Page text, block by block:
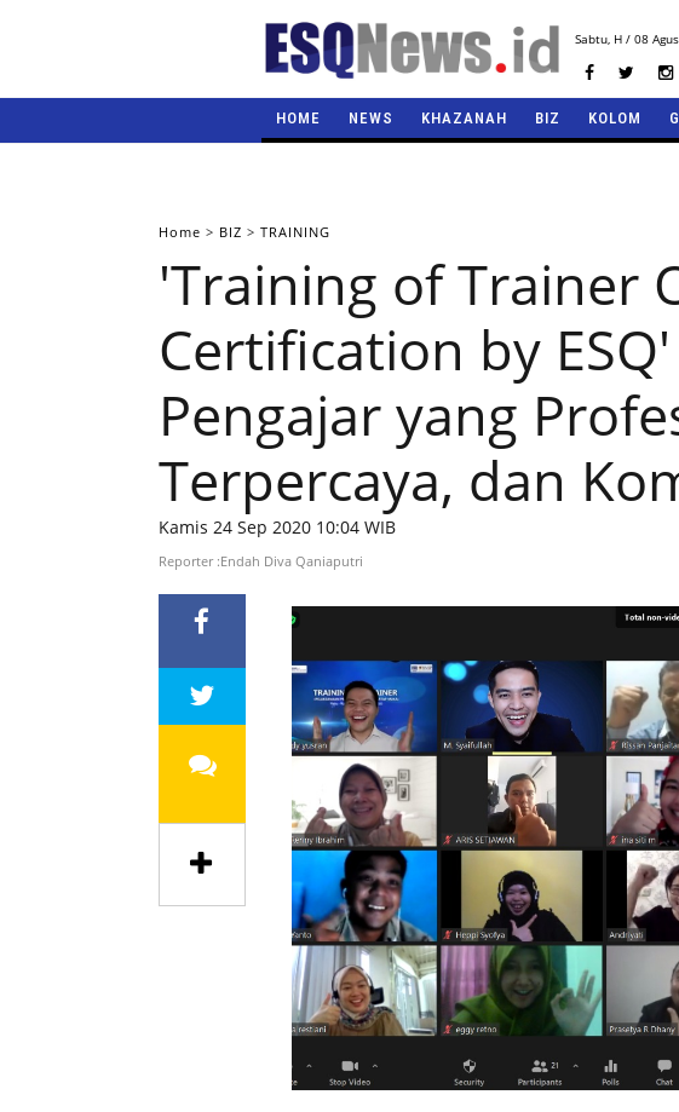
Sabtu,H / 08
HOME NEWS KHAZANAH BIZ KOLOM
Home > BIZ > TRAINING
'Training of Trainer
Certification by
Pengajar yang
Terpercaya, dan
Kamis 24 Sep 2020 10:04 WIB
Reporter :Endah Diva Qaniaputri